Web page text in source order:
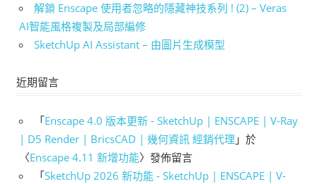
解鎖 Enscape 使用者忽略的隱藏神技系列 ! (2) – Veras
AI智能風格複製及局部編修
SketchUp AI Assistant – 由圖片生成模型
近期留言
「Enscape 4.0 版本更新 - SketchUp | ENSCAPE | V-Ray
| D5 Render | BricsCAD | 幾何資訊 經銷代理 」於
〈Enscape 4.11 新增功能〉發佈留言
「SketchUp 2026 新功能 - SketchUp | ENSCAPE | V-